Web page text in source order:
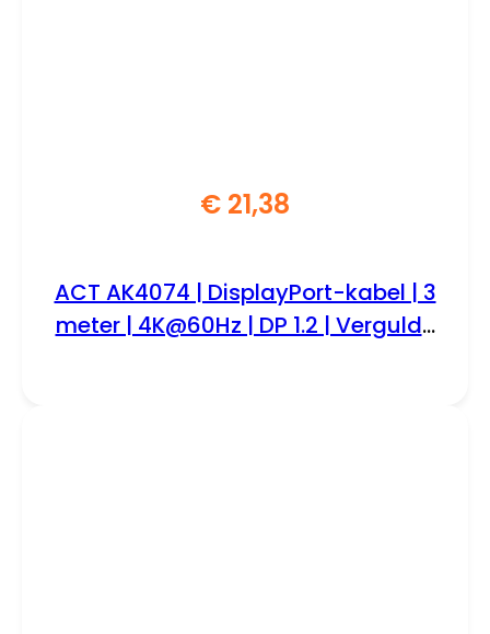
€ 21,38
ACT AK4074 | DisplayPort-kabel | 3
meter | 4K@60Hz | DP 1.2 | Vergulde